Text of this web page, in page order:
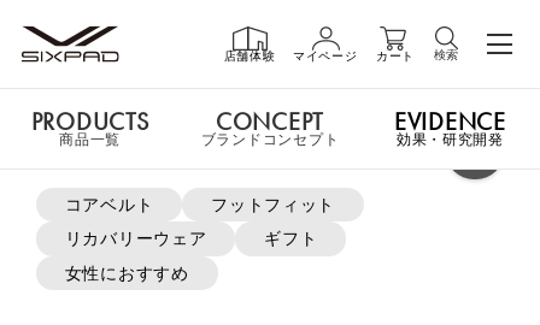
店舗体験 マイページ カート 検索
PRODUCTS商品一覧
GIFT ギフト
よく検索されているキーワード
コアベルト
フットフィット
リカバリーウェア
ギフト
女性におすすめ
PRODUCTS
商品一覧
CONCEPT
ブランドコンセプト
EVIDENCE
効果・研究開発
申し訳ございません。この商品には詳細情報がありません。